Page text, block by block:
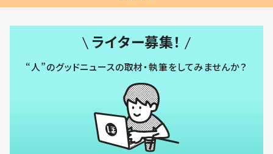
ライター募集！
“人”のグッドニュースの取材・執筆をしてみませんか？